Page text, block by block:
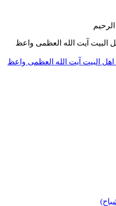
البیت آیت الله العظمی واعظ